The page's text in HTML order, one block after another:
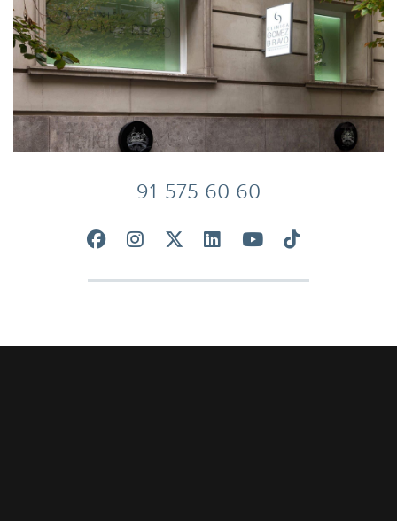
91 575 60 60